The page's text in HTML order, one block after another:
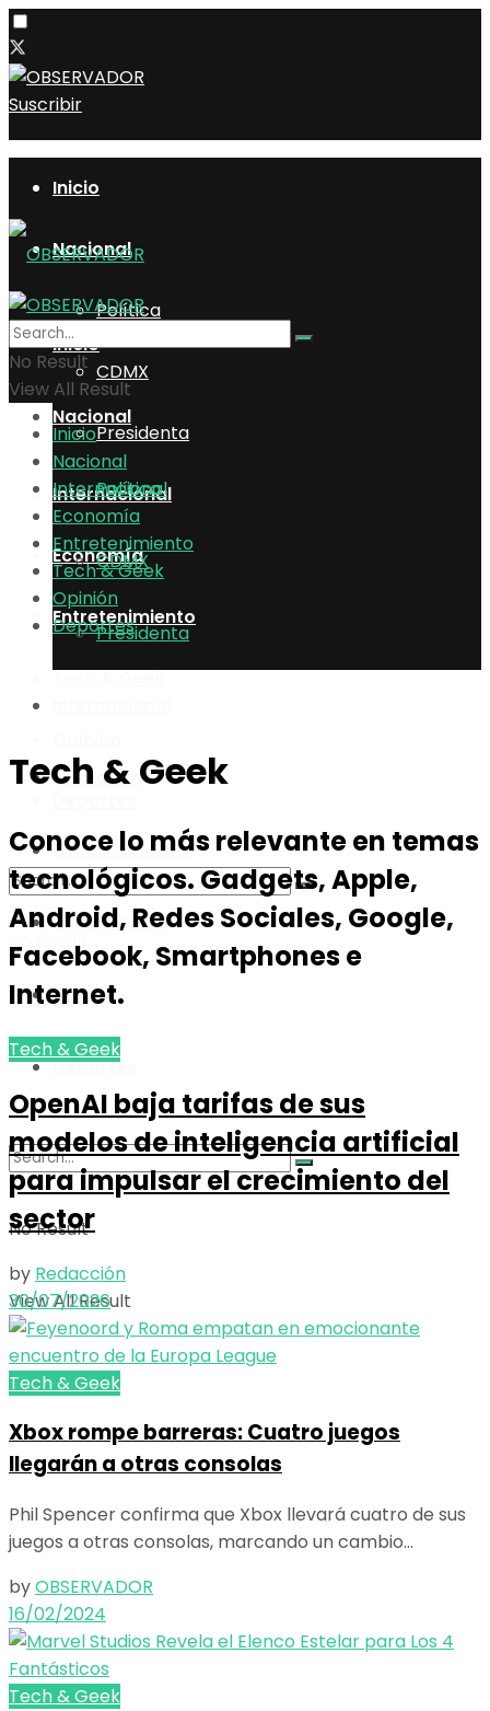
Suscribir
Inicio
Nacional
Política
CDMX
Presidenta
Internacional
Economía
Entretenimiento
Tech & Geek
No Result
View All Result
Inicio
Nacional
Política
CDMX
Presidenta
Economía
Entretenimiento
Tech & Geek
Opinión
Deportes
No Result
View All Result
No Result
View All Result
Inicio
Nacional
Internacional
Economía
Entretenimiento
Tech & Geek
Opinión
Deportes
Tech & Geek
Conoce lo más relevante en temas
tecnológicos. Gadgets, Apple,
Android, Redes Sociales, Google,
Facebook, Smartphones e
Internet.
Tech & Geek
OpenAI baja tarifas de sus
modelos de inteligencia artificial
para impulsar el crecimiento del
sector
by Redacción
30/07/2026
Tech & Geek
Xbox rompe barreras: Cuatro juegos
llegarán a otras consolas
Phil Spencer confirma que Xbox llevará cuatro de sus
juegos a otras consolas, marcando un cambio...
byOBSERVADOR
16/02/2024
Tech & Geek